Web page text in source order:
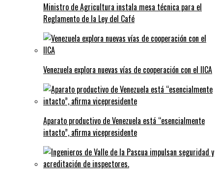
Ministro de Agricultura instala mesa técnica para el
Reglamento de la Ley del Café
Venezuela explora nuevas vías de cooperación con el IICA
Aparato productivo de Venezuela está “esencialmente
intacto”, afirma vicepresidente